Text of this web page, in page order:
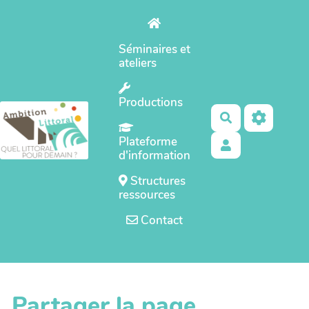
Séminaires et
ateliers
Productions
Plateforme
d'information
Structures
ressources
Contact
Rechercher